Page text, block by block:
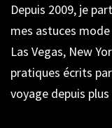
Depuis 2009, je
mes astuces
Las Vegas, New
pratiques écrits
voyage depuis plus